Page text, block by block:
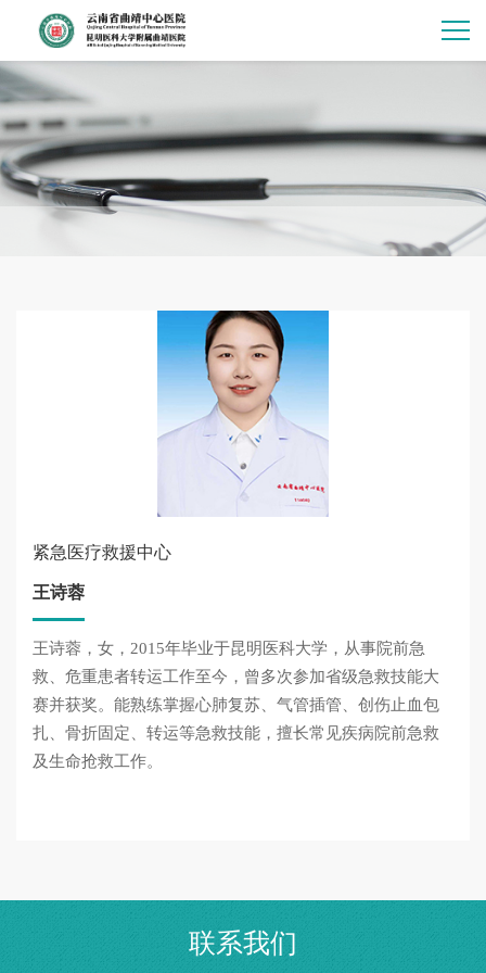
紧急医疗救援中心
王诗蓉
王诗蓉，女，2015年毕业于昆明医科大学，从事院前急
救、危重患者转运工作至今，曾多次参加省级急救技能大
赛并获奖。能熟练掌握心肺复苏、气管插管、创伤止血包
扎、骨折固定、转运等急救技能，擅长常见疾病院前急救
及生命抢救工作。
联系我们